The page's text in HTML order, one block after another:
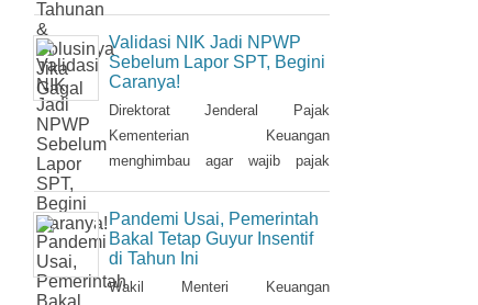
dapat terintegrasi dengan Nomor
Pokok Wajib Pajik (NPWP).
Simak cara validasi NIK jadi
NPWP jelang pelaporan SPT
Tahunan.Hingga 8 Januari 2023,
DJP mencatat baru 53 juta NIK
yang baru terintegrasi. Melalui
integrasi, nantinya pelayanan
dapat lebih
Validasi NIK Jadi NPWP
Sebelum Lapor SPT, Begini
Caranya!
Direktorat Jenderal Pajak
Kementerian Keuangan
menghimbau agar wajib pajak
Kependudukan (NIK) sebagai
Nomor Pokok Wajib Pajak
(NPWP) sebelum pelaporan
SPT Tahunan 2022. Hal ini sejalan
Pandemi Usai, Pemerintah
Bakal Tetap Guyur Insentif
di Tahun Ini
Wakil Menteri Keuangan